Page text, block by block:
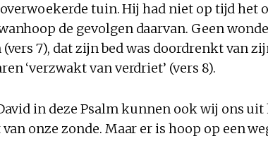
overwoekerde tuin. Hij had niet op tijd
de gevolgen daarvan. Geen
7), dat zijn bed was doordrenkt van
‘verzwakt van verdriet’ (vers 8).
in deze Psalm kunnen ook wij ons
van onze zonde. Maar er is hoop op een